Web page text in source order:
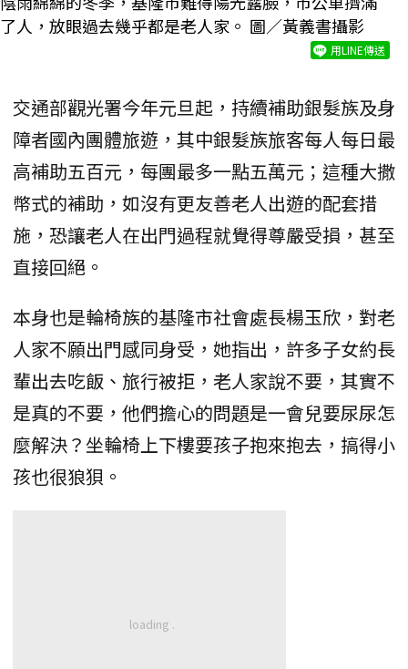
了人，放眼過去幾乎都是老人家。 圖／黃義書攝影
用LINE傳送
交通部觀光署今年元旦起，持續補助銀髮族及身
障者國內團體旅遊，其中銀髮族旅客每人每日最
高補助五百元，每團最多一點五萬元；這種大撒
幣式的補助，如沒有更友善老人出遊的配套措
施，恐讓老人在出門過程就覺得尊嚴受損，甚至
直接回絕。
本身也是輪椅族的基隆市社會處長楊玉欣，對老
人家不願出門感同身受，她指出，許多子女約長
輩出去吃飯、旅行被拒，老人家說不要，其實不
是真的不要，他們擔心的問題是一會兒要尿尿怎
麼解決？坐輪椅上下樓要孩子抱來抱去，搞得小
孩也很狼狽。